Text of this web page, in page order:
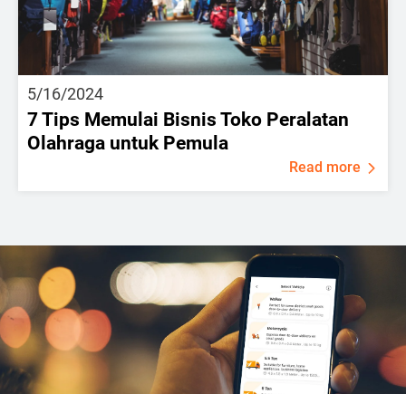
5/16/2024
7 Tips Memulai Bisnis Toko Peralatan
Olahraga untuk Pemula
Read more